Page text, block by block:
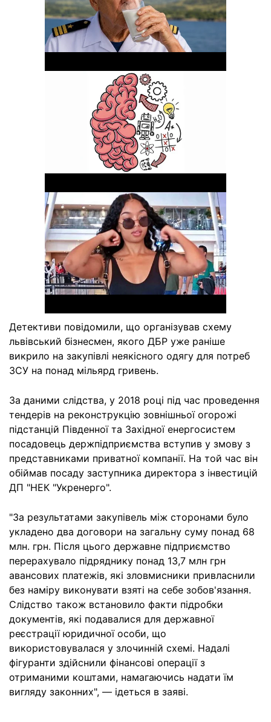
Детективи повідомили, що організував схему
львівський бізнесмен, якого ДБР уже раніше
викрило на закупівлі неякісного одягу для потреб
ЗСУ на понад мільярд гривень.
За даними слідства, у 2018 році під час проведення
тендерів на реконструкцію зовнішньої огорожі
підстанцій Південної та Західної енергосистем
посадовець держпідприємства вступив у змову з
представниками приватної компанії. На той час він
обіймав посаду заступника директора з інвестицій
ДП "НЕК "Укренерго".
"За результатами закупівель між сторонами було
укладено два договори на загальну суму понад 68
млн. грн. Після цього державне підприємство
перерахувало підряднику понад 13,7 млн грн
авансових платежів, які зловмисники привласнили
без наміру виконувати взяті на себе зобов'язання.
Слідство також встановило факти підробки
документів, які подавалися для державної
реєстрації юридичної особи, що
використовувалася у злочинній схемі. Надалі
фігуранти здійснили фінансові операції з
отриманими коштами, намагаючись надати їм
вигляду законних", — ідеться в заяві.